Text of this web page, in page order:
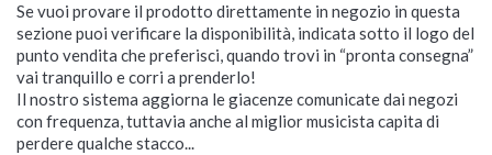
Se vuoi provare il prodotto direttamente in negozio in questa
sezione puoi verificare la disponibilità, indicata sotto il logo del
punto vendita che preferisci, quando trovi in “pronta consegna”
vai tranquillo e corri a prenderlo!
Il nostro sistema aggiorna le giacenze comunicate dai negozi
con frequenza, tuttavia anche al miglior musicista capita di
perdere qualche stacco...